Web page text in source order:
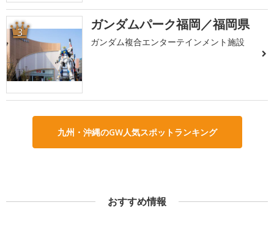
3 ガンダムパーク福岡／福岡県
ガンダム複合エンターテインメント施設
九州・沖縄のGW人気スポットランキング
おすすめ情報